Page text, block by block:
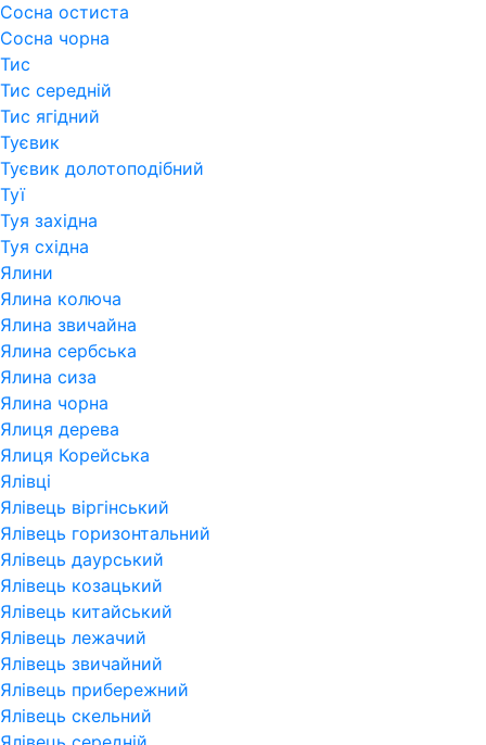
Сосна остиста
Сосна чорна
Тис
Тис середній
Тис ягідний
Туєвик
Туєвик долотоподібний
Туї
Туя західна
Туя східна
Ялини
Ялина колюча
Ялина звичайна
Ялина сербська
Ялина сиза
Ялина чорна
Ялиця дерева
Ялиця Корейська
Ялівці
Ялівець віргінський
Ялівець горизонтальний
Ялівець даурський
Ялівець козацький
Ялівець китайський
Ялівець лежачий
Ялівець звичайний
Ялівець прибережний
Ялівець скельний